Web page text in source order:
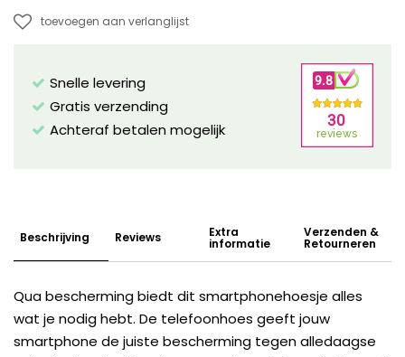
toevoegen aan verlanglijst
Snelle levering
Gratis verzending
Achteraf betalen mogelijk
Beschrijving Reviews Extra
informatie
Verzenden &
Retourneren
Qua bescherming biedt dit smartphonehoesje alles
wat je nodig hebt. De telefoonhoes geeft jouw
smartphone de juiste bescherming tegen alledaagse